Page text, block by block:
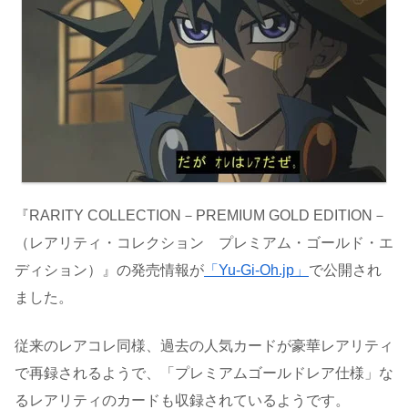
『RARITY COLLECTION－PREMIUM GOLD EDITION－
（レアリティ・コレクション プレミアム・ゴールド・エ
ディション）』の発売情報が 「Yu-Gi-Oh.jp」 で公開され
ました。
従来のレアコレ同様、過去の人気カードが豪華レアリティ
で再録されるようで、「プレミアムゴールドレア仕様」な
るレアリティのカードも収録されているようです。